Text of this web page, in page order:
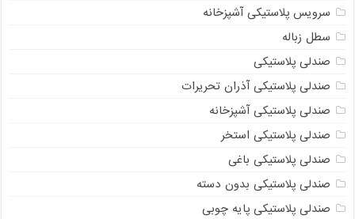
سرویس پلاستیکی آشپزخانه
سطل زباله
صندلی پلاستیکی
صندلی پلاستیکی آذران تحریرات
صندلی پلاستیکی آشپزخانه
صندلی پلاستیکی استخر
صندلی پلاستیکی باغی
صندلی پلاستیکی بدون دسته
صندلی پلاستیکی پایه چوبی